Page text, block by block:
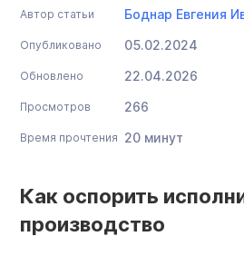
Автор статьи Боднар Евгения
Опубликовано 05.02.2024
Обновлено 22.04.2026
Просмотров 266
Время прочтения 20 минут
Как оспорить
производство